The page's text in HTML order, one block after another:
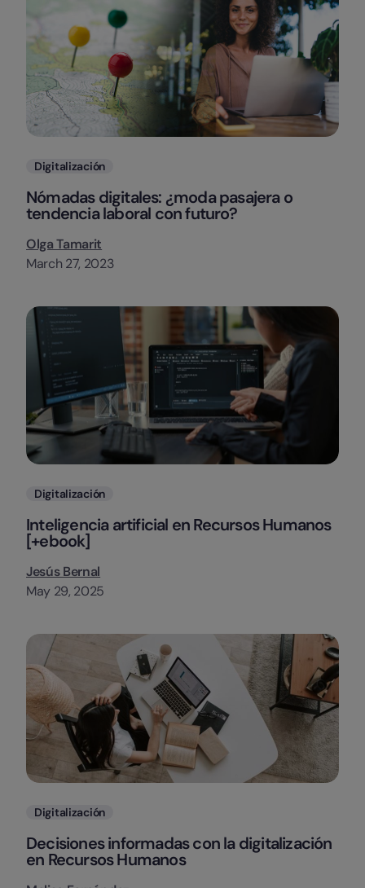
Categorias
Digitalización
Nómadas digitales: ¿moda pasajera o
tendencia laboral con futuro?
Olga Tamarit
March 27, 2023
Categorias
Digitalización
Inteligencia artificial en Recursos Humanos
[+ebook]
Jesús Bernal
May 29, 2025
Categorias
Digitalización
Decisiones informadas con la digitalización
en Recursos Humanos